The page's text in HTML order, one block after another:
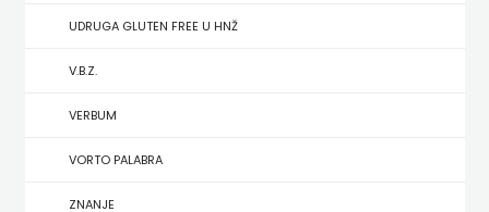
MATE
UDRUGA GLUTEN FREE U HNŽ
V.B.Z.
VERBUM
VORTO PALABRA
ZNANJE